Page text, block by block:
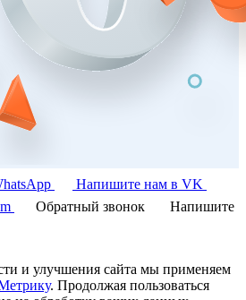
Напишите нам в VK
Обратный звонок
Напишите
и улучшения сайта мы применяем
. Продолжая пользоваться